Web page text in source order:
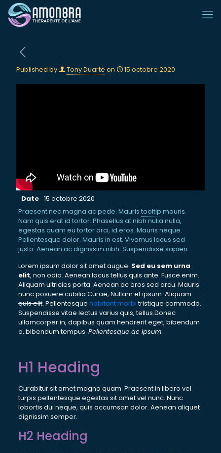
Published by Tony Duarte on 15 octobre 2020
Date 15 octobre 2020
Praesent nec magna ac pede. Mauris tooltip mauris.
Nam quis erat id tortor. Phasellus at nibh nulla nulla,
egestas quam eu tortor orci, id eros. Mauris neque.
Pellentesque dolor. Mauris in est. Vivamus lacus sed
justo. Aenean ac dignissim nibh. Suspendisse sapien.
Lorem ipsum dolor sit amet augue. Sed eu sem urna
elit, non odio. Aenean lacus tellus quis ante. Fusce enim.
Aliquam ultricies porta. Aenean ac eros sed arcu. Mauris
nunc posuere cubilia Curae, Nullam et ipsum.Aliquam
quis elit. Pellentesque habitant morbitristique commodo.
Suspendisse vitae lectus varius quis, tellus.Donec
ullamcorper in, dapibus quam hendrerit eget, bibendum
a, bibendum tempus. Pellentesque ac ipsum.
H1 Heading
Curabitur sit amet magna quam. Praesent in libero vel
turpis pellentesque egestas sit amet vel nunc. Nunc
lobortis dui neque, quis accumsan dolor. Aenean aliquet
dignissim semper.
H2 Heading